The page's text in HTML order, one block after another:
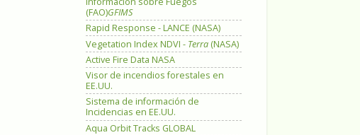
(FAO)GFIMS
Rapid Response - LANCE (NASA)
Vegetation Index NDVI - Terra (NASA)
Active Fire Data NASA
Visor de incendios forestales en
EE.UU.
Sistema de información de
Incidencias en EE.UU.
Aqua Orbit Tracks GLOBAL